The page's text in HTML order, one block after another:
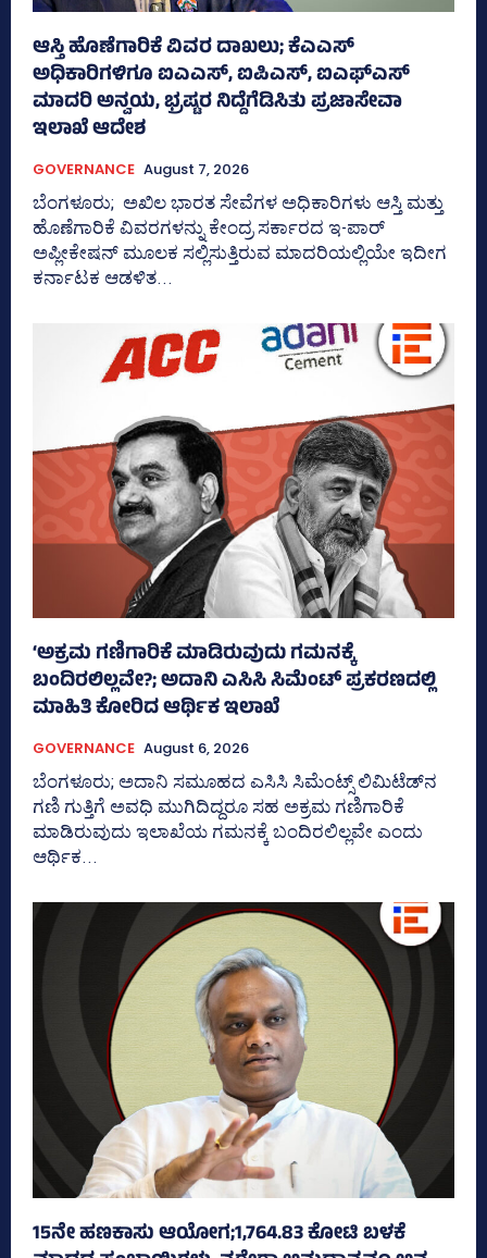
ಆಸ್ತಿ ಹೊಣೆಗಾರಿಕೆ ವಿವರ ದಾಖಲು; ಕೆಎಎಸ್
ಅಧಿಕಾರಿಗಳಿಗೂ ಐಎಎಸ್‌, ಐಪಿಎಸ್‌, ಐಎಫ್‌ಎಸ್‌
ಮಾದರಿ ಅನ್ವಯ, ಭ್ರಷ್ಟರ ನಿದ್ದೆಗೆಡಿಸಿತು ಪ್ರಜಾಸೇವಾ
ಇಲಾಖೆ ಆದೇಶ
GOVERNANCE August 7, 2026
ಬೆಂಗಳೂರು; ಅಖಿಲ ಭಾರತ ಸೇವೆಗಳ ಅಧಿಕಾರಿಗಳು ಆಸ್ತಿ ಮತ್ತು
ಹೊಣೆಗಾರಿಕೆ ವಿವರಗಳನ್ನು ಕೇಂದ್ರ ಸರ್ಕಾರದ ಇ-ಪಾರ್
ಅಪ್ಲೀಕೇಷನ್‌ ಮೂಲಕ ಸಲ್ಲಿಸುತ್ತಿರುವ ಮಾದರಿಯಲ್ಲಿಯೇ ಇದೀಗ
ಕರ್ನಾಟಕ ಆಡಳಿತ...
‘ಅಕ್ರಮ ಗಣಿಗಾರಿಕೆ ಮಾಡಿರುವುದು ಗಮನಕ್ಕೆ
ಬಂದಿರಲಿಲ್ಲವೇ?; ಅದಾನಿ ಎಸಿಸಿ ಸಿಮೆಂಟ್ ಪ್ರಕರಣದಲ್ಲಿ
ಮಾಹಿತಿ ಕೋರಿದ ಆರ್ಥಿಕ ಇಲಾಖೆ
GOVERNANCE August 6, 2026
ಬೆಂಗಳೂರು; ಅದಾನಿ ಸಮೂಹದ ಎಸಿಸಿ ಸಿಮೆಂಟ್ಸ್‌ ಲಿಮಿಟೆಡ್‌ನ
ಗಣಿ ಗುತ್ತಿಗೆ ಅವಧಿ ಮುಗಿದಿದ್ದರೂ ಸಹ ಅಕ್ರಮ ಗಣಿಗಾರಿಕೆ
ಮಾಡಿರುವುದು ಇಲಾಖೆಯ ಗಮನಕ್ಕೆ ಬಂದಿರಲಿಲ್ಲವೇ ಎಂದು
ಆರ್ಥಿಕ...
15ನೇ ಹಣಕಾಸು ಆಯೋಗ;1,764.83 ಕೋಟಿ ಬಳಕೆ